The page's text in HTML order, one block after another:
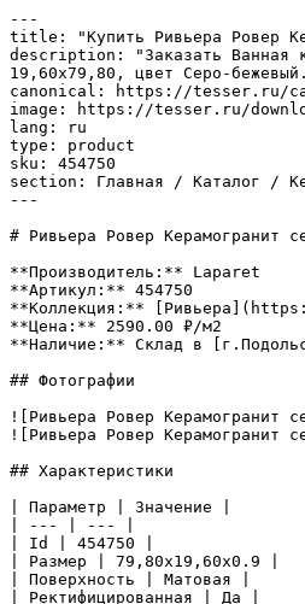
---
title: "Купить Ривьера Ровер
description: "Заказать Ванная
19,60x79,80, цвет Серо-
canonical: https://tesser.ru/
image: https://tesser.ru/
lang: ru
type: product
sku: 454750
section: Главная / Каталог /
---
# Ривьера Ровер Керамогранит
**Производитель:** Laparet
**Артикул:** 454750
**Коллекция:**
**Цена:** 2590.00 ₽/м2
**Наличие:** Склад в
## Фотографии
![Ривьера Ровер
![Ривьера Ровер
## Характеристики
| Параметр | Значение |
| --- | --- |
| Id | 454750 |
| Размер | 79,80x19,60x0.9 |
| Поверхность | Матовая |
| Ректифицированная | Да |